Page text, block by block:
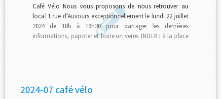
Café Vélo Nous vous proposons de nous retrouver au
local 1 rue d’Auvours exceptionnellement le lundi 22 juillet
2024 de 18h à 19h30 pour partager les dernières
informations, papoter et boire un verre. (NDLR : à la place
2024-07 café vélo